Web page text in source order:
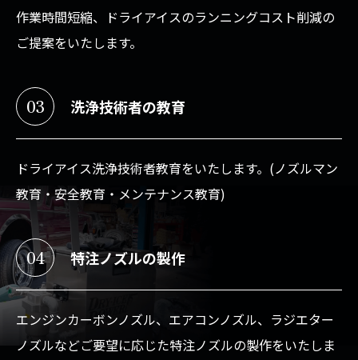
作業時間短縮、ドライアイスのランニングコスト削減の
ご提案をいたします。
03 洗浄技術者の教育
ドライアイス洗浄技術者教育をいたします。(ノズルマン
教育・安全教育・メンテナンス教育)
04 特注ノズルの製作
エンジンカーボンノズル、エアコンノズル、ラジエター
ノズルなどご要望に応じた特注ノズルの製作をいたしま